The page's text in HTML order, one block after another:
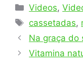
Categorias
Videos,
Tags
cassetadas,
Na graça do
Vitamina